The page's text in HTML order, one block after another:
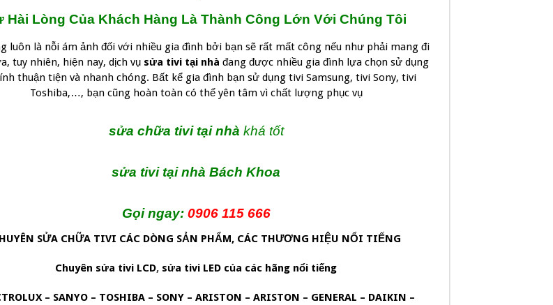
Hài Lòng Của Khách Hàng Là Thành Công Lớn Với Chúng Tôi
luôn là nỗi ám ảnh đối với nhiều gia đình bởi bạn sẽ rất mất công nếu như phải mang đi
tuy nhiên, hiện nay, dịch vụ sửa tivi tại nhà đang được nhiều gia đình lựa chọn sử dụng
thuận tiện và nhanh chóng. Bất kể gia đình bạn sử dụng tivi Samsung, tivi Sony, tivi
Toshiba,…, bạn cũng hoàn toàn có thể yên tâm vì chất lượng phục vụ
sửa chữa tivi tại nhà khá tốt
sửa tivi tại nhà Bách Khoa
Gọi ngay: 0906 115 666
SỬA CHỮA TIVI CÁC DÒNG SẢN PHẨM, CÁC THƯƠNG HIỆU NỔI TIẾNG
Chuyên sửa tivi LCD, sửa tivi LED của các hãng nổi tiếng
– SANYO – TOSHIBA – SONY – ARISTON – ARISTON – GENERAL – DAIKIN –